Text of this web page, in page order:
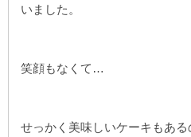
いました。
笑顔もなくて…
せっかく美味しいケーキもあ